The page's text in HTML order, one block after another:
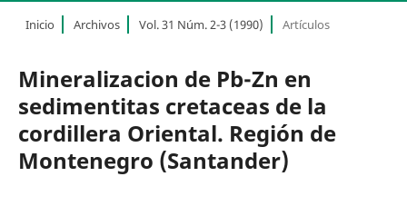
Inicio Archivos Vol. 31 Núm. 2-3 (1990) Artículos
Mineralizacion de Pb-Zn en
sedimentitas cretaceas de la
cordillera Oriental. Región de
Montenegro (Santander)